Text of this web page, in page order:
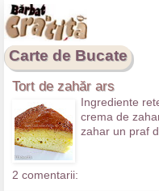
Carte de Bucate
Tort de zahăr ars
Ingrediente
crema de
zahar un praf
2 comentarii: